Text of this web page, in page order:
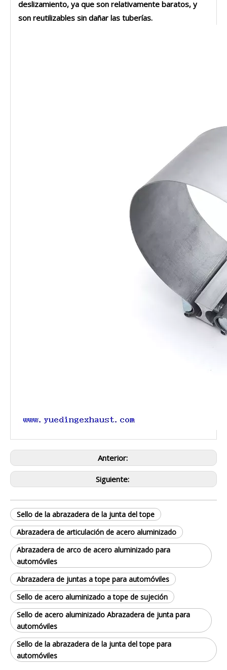
deslizamiento, ya que son relativamente baratos, y
son reutilizables sin dañar las tuberías.
Anterior:
Siguiente:
Sello de la abrazadera de la junta del tope
Abrazadera de articulación de acero aluminizado
Abrazadera de arco de acero aluminizado para
automóviles
Abrazadera de juntas a tope para automóviles
Sello de acero aluminizado a tope de sujeción
Sello de acero aluminizado Abrazadera de junta para
automóviles
Sello de la abrazadera de la junta del tope para
automóviles